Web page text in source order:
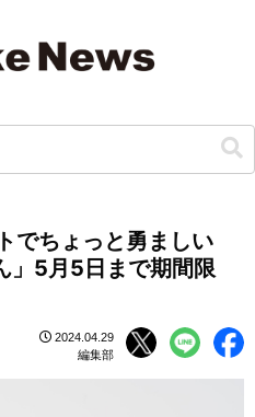
でちょっと勇ましい
」5月5日まで期間限
2024.04.29
編集部